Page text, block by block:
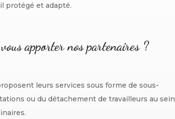
protégé et adapté.
apporter nos partenaires ?
leurs services sous forme de sous-
ou du détachement de travailleurs au sein